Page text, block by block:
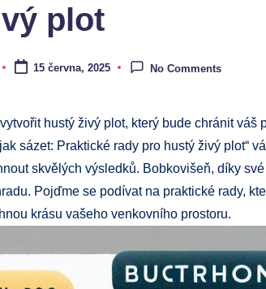
plot
15 června, 2025 No Comments
hustý živý plot, který bude chránit váš
sázet: Praktické rady pro hustý živý plot“
skvělých výsledků. Bobkovišeň, díky
Pojďme se podívat na praktické rady,
krásu vašeho venkovního prostoru.